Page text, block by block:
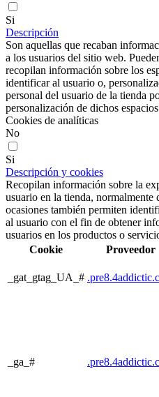
Si
Descripción
Son aquellas que recaban
a los usuarios del sitio web.
recopilan información sobre los
identificar al usuario o,
personal del usuario de la tienda
personalización de dichos
Cookies de analíticas
No
Si
Descripción y cookies
Recopilan información sobre la
usuario en la tienda, normalmente
ocasiones también permiten
al usuario con el fin de obtener
usuarios en los productos o
Cookie
Proveedor
_gat_gtag_UA_#
_ga_#